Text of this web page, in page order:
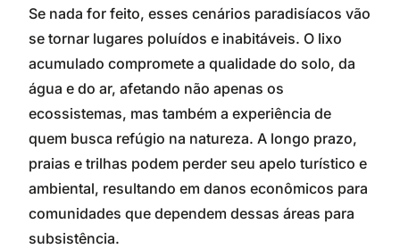
Se nada for feito, esses cenários paradisíacos vão
se tornar lugares poluídos e inabitáveis. O lixo
acumulado compromete a qualidade do solo, da
água e do ar, afetando não apenas os
ecossistemas, mas também a experiência de
quem busca refúgio na natureza. A longo prazo,
praias e trilhas podem perder seu apelo turístico e
ambiental, resultando em danos econômicos para
comunidades que dependem dessas áreas para
subsistência.